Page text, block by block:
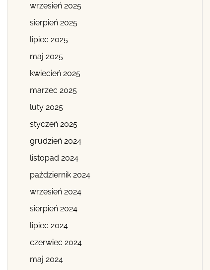
wrzesień 2025
sierpień 2025
lipiec 2025
maj 2025
kwiecień 2025
marzec 2025
luty 2025
styczeń 2025
grudzień 2024
listopad 2024
październik 2024
wrzesień 2024
sierpień 2024
lipiec 2024
czerwiec 2024
maj 2024